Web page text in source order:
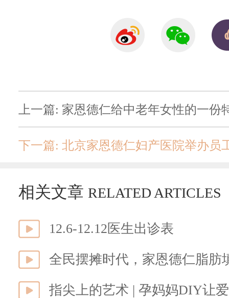
上一篇: 家恩德仁给中老年女性的一份
下一篇: 北京家恩德仁妇产医院举办员
相关文章 RELATED ARTICLES
12.6-12.12医生出诊表
全民摆摊时代，家恩德仁脂肪
指尖上的艺术 | 孕妈妈DIY让